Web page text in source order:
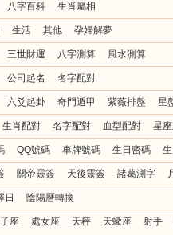
八字百科 生肖屬相
生活 其他 孕婦解夢
三世財運 八字測算 風水測算
公司起名 名字配對
六爻起卦 奇門遁甲 紫薇排盤 星
生肖配對 名字配對 血型配對 星
QQ號碼 車牌號碼 生日密碼
關帝靈簽 天後靈簽 諸葛測字
日 陰陽曆轉換
座 處女座 天秤 天蠍座 射手